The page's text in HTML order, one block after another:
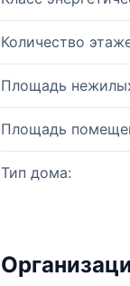
Количество
Площадь
Площадь
Тип дома: